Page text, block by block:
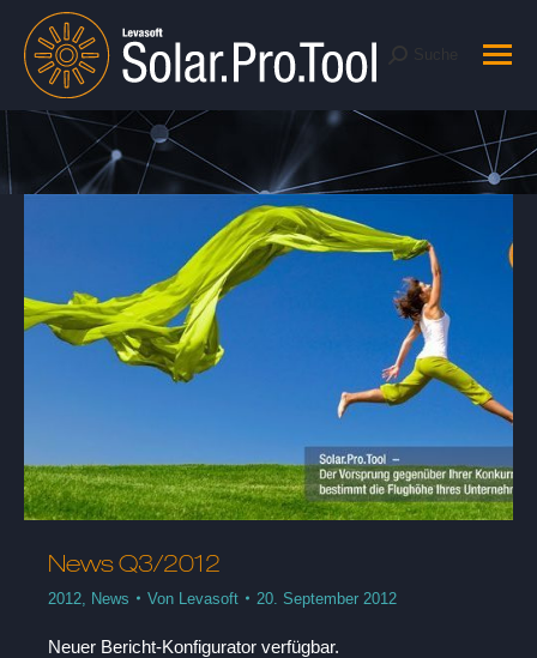
Suche:
Sie befinden sich hier:
News Q3/2012
2012 News Von Levasoft 20. September 2012
Neuer Bericht-Konfigurator verfügbar.